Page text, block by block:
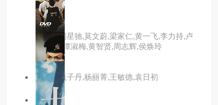
回魂
主演：周星驰,莫文蔚,梁家仁,黄一飞,李力持,卢
雄,张莽,谭淑梅,黄智贤,周志辉,侯焕玲
主演：甄子丹,杨丽菁,王敏德,袁日初
9.0分 hd